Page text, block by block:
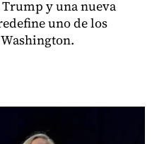
y una nueva
uno de los